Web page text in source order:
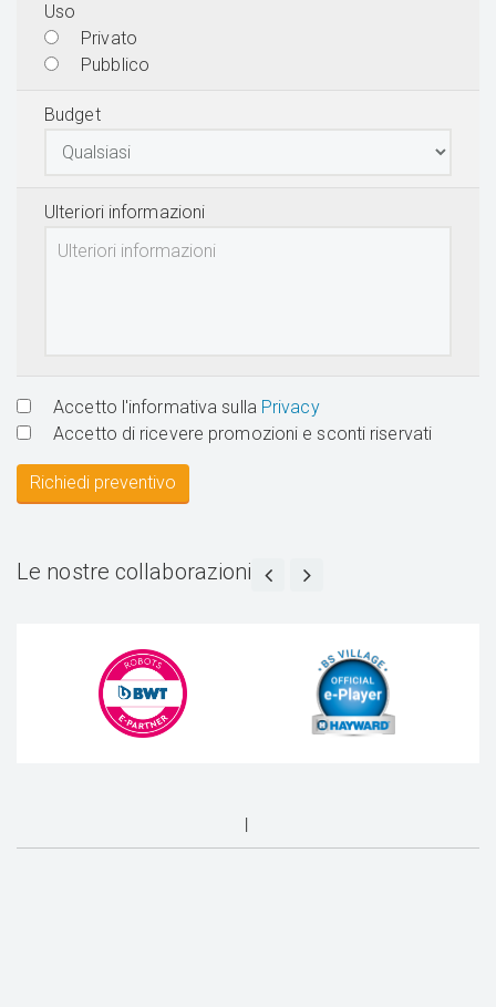
Uso
Privato
Pubblico
Budget
Ulteriori informazioni
Accetto l'informativa sulla Privacy
Accetto di ricevere promozioni e sconti riservati
Richiedi preventivo
Le nostre collaborazioni